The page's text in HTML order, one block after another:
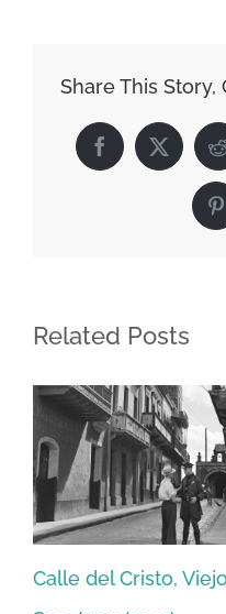
Share This Story,
Facebook
X
Related Posts
Calle del Cristo, Viejo